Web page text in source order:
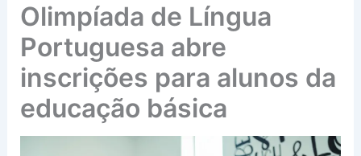
Olimpíada de Língua
Portuguesa abre
inscrições para alunos da
educação básica